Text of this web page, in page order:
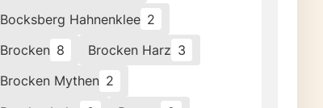
Bocksberg Hahnenklee 2
Brocken 8 Brocken Harz 3
Brocken Mythen 2